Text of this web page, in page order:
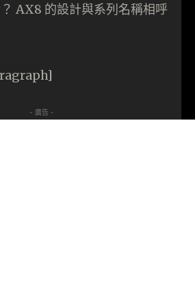
AX8 的設計與系列名稱相呼
- 廣告 -